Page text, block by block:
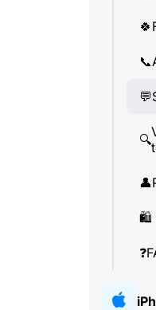
🍀
📞
💬
🔍
👤
🛍
❓